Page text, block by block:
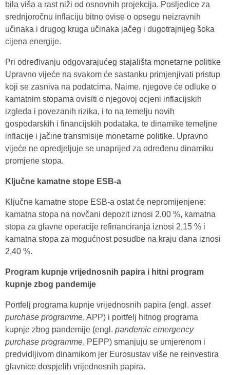
bila viša a rast niži od osnovnih projekcija. Posljedice za
srednjoročnu inflaciju bitno ovise o opsegu neizravnih
učinaka i drugog kruga učinaka jačeg i dugotrajnijeg šoka
cijena energije.
Pri određivanju odgovarajućeg stajališta monetarne politike
Upravno vijeće na svakom će sastanku primjenjivati pristup
koji se zasniva na podatcima. Naime, njegove će odluke o
kamatnim stopama ovisiti o njegovoj ocjeni inflacijskih
izgleda i povezanih rizika, i to na temelju novih
gospodarskih i financijskih podataka, te dinamike temeljne
inflacije i jačine transmisije monetarne politike. Upravno
vijeće ne opredjeljuje se unaprijed za određenu dinamiku
promjene stopa.
Ključne kamatne stope ESB‑a
Ključne kamatne stope ESB‑a ostat će nepromijenjene:
kamatna stopa na novčani depozit iznosi 2,00 %, kamatna
stopa za glavne operacije refinanciranja iznosi 2,15 % i
kamatna stopa za mogućnost posudbe na kraju dana iznosi
2,40 %.
Program kupnje vrijednosnih papira i hitni program
kupnje zbog pandemije
Portfelj programa kupnje vrijednosnih papira (engl. asset
purchase programme, APP) i portfelj hitnog programa
kupnje zbog pandemije (engl. pandemic emergency
purchase programme, PEPP) smanjuju se umjerenom i
predvidljivom dinamikom jer Eurosustav više ne reinvestira
glavnice dospjelih vrijednosnih papira.